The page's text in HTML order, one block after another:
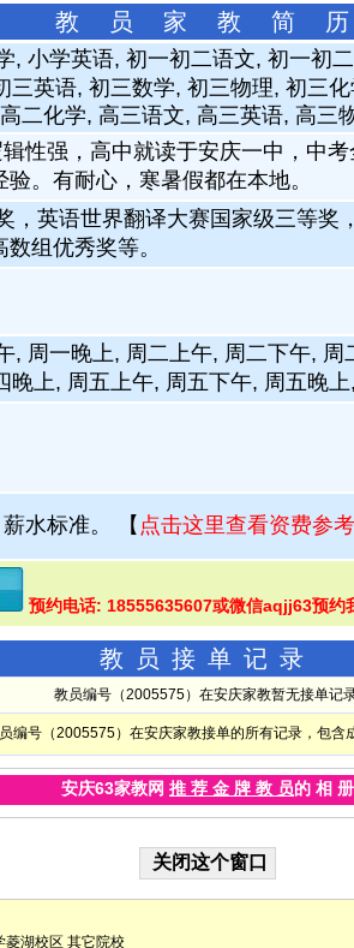
教 员 家 教 简 历
, 小学英语, 初一初二语文, 初一初
三英语, 初三数学, 初三物理, 初三
二化学, 高三语文, 高三英语, 高三
性强，高中就读于安庆一中，中
。有耐心，寒暑假都在本地。
，英语世界翻译大赛国家级三等奖
组优秀奖等。
, 周一晚上, 周二上午, 周二下午,
晚上, 周五上午, 周五下午, 周五晚
水标准。 【 点击这里查看资费参考
预约电话: 18555635607或微信aqjj63预约
教员接单记录
教员编号（2005575）在安庆家教暂无接单记
编号（2005575）在安庆家教接单的所有记录，包含
安庆63家教网 推 荐 金 牌 教 员的 相 册
菱湖校区 其它院校